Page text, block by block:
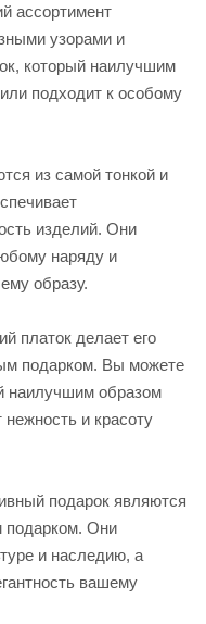
ассортимент
узорами и
который наилучшим
подходит к особому
из самой тонкой и
изделий. Они
наряду и
образу.
платок делает его
подарком. Вы можете
наилучшим образом
и красоту
подарок являются
подарком. Они
и наследию, а
вашему